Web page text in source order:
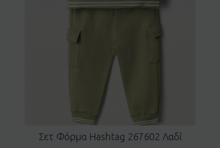
Σετ Φόρμα Hashtag 267602 Λαδί